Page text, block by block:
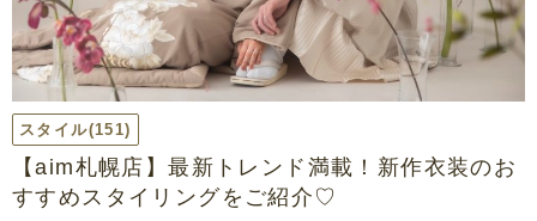
スタイル(151)
【aim札幌店】最新トレンド満載！新作衣装のお
すすめスタイリングをご紹介♡